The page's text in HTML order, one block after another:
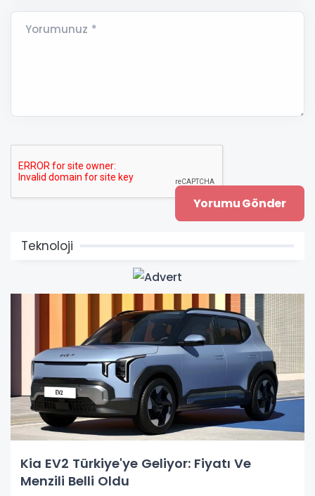
Yorumunuz *
Teknoloji
Kia EV2 Türkiye'ye Geliyor: Fiyatı Ve
Menzili Belli Oldu